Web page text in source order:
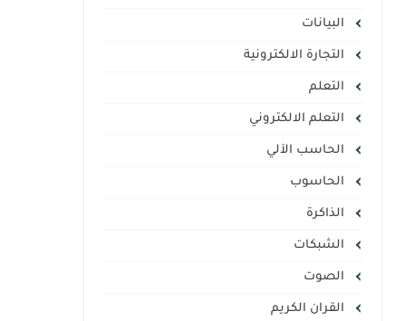
البيانات
التجارة الالكترونية
التعلم
التعلم الالكتروني
الحاسب الآلي
الحاسوب
الذاكرة
الشبكات
الصوت
القران الكريم